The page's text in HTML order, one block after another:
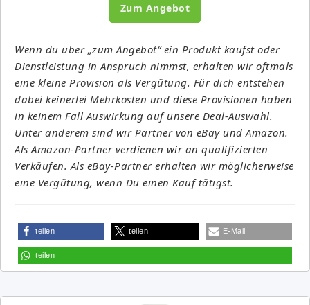
Zum Angebot
Wenn du über „zum Angebot“ ein Produkt kaufst oder
Dienstleistung in Anspruch nimmst, erhalten wir oftmals
eine kleine Provision als Vergütung. Für dich entstehen
dabei keinerlei Mehrkosten und diese Provisionen haben
in keinem Fall Auswirkung auf unsere Deal-Auswahl.
Unter anderem sind wir Partner von eBay und Amazon.
Als Amazon-Partner verdienen wir an qualifizierten
Verkäufen. Als eBay-Partner erhalten wir möglicherweise
eine Vergütung, wenn Du einen Kauf tätigst.
teilen teilen E-Mail
teilen